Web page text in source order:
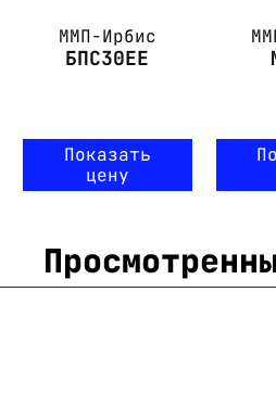
ММП-Ирбис
БПС30ЕЕ
Показать
цену